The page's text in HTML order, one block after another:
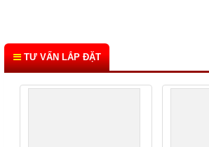
TƯ VẤN LẮP ĐẶT